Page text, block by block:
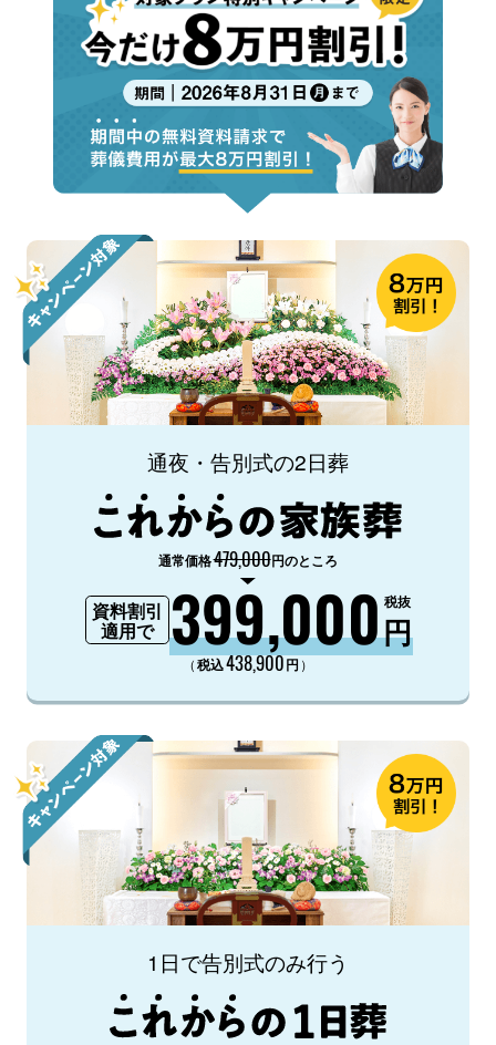
通夜・告別式の2日葬
通常価格479,000円のところ
資料割引
適用で
399,000円
税抜
（税込438,900円 ）
1日で告別式のみ行う